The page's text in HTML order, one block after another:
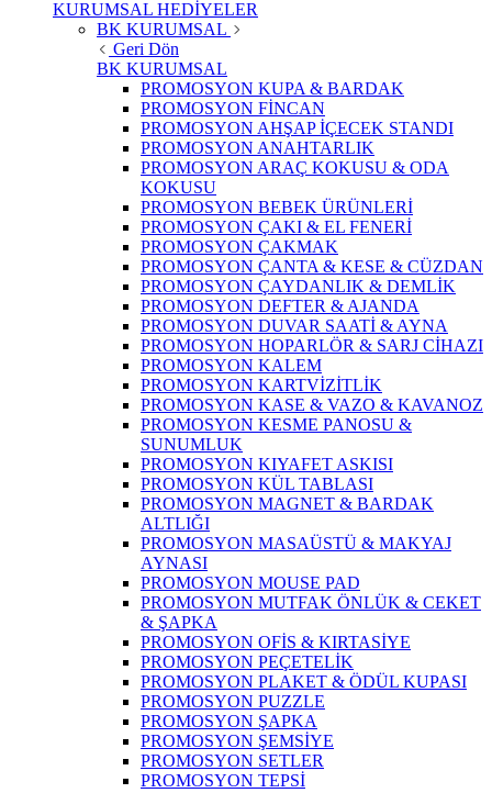
KURUMSAL HEDİYELER
BK KURUMSAL
Geri Dön
BK KURUMSAL
PROMOSYON KUPA & BARDAK
PROMOSYON FİNCAN
PROMOSYON AHŞAP İÇECEK STANDI
PROMOSYON ANAHTARLIK
PROMOSYON ARAÇ KOKUSU & ODA
KOKUSU
PROMOSYON BEBEK ÜRÜNLERİ
PROMOSYON ÇAKI & EL FENERİ
PROMOSYON ÇAKMAK
PROMOSYON ÇANTA & KESE & CÜZDAN
PROMOSYON ÇAYDANLIK & DEMLİK
PROMOSYON DEFTER & AJANDA
PROMOSYON DUVAR SAATİ & AYNA
PROMOSYON HOPARLÖR & SARJ CİHAZI
PROMOSYON KALEM
PROMOSYON KARTVİZİTLİK
PROMOSYON KASE & VAZO & KAVANOZ
PROMOSYON KESME PANOSU &
SUNUMLUK
PROMOSYON KIYAFET ASKISI
PROMOSYON KÜL TABLASI
PROMOSYON MAGNET & BARDAK
ALTLIĞI
PROMOSYON MASAÜSTÜ & MAKYAJ
AYNASI
PROMOSYON MOUSE PAD
PROMOSYON MUTFAK ÖNLÜK & CEKET
& ŞAPKA
PROMOSYON OFİS & KIRTASİYE
PROMOSYON PEÇETELİK
PROMOSYON PLAKET & ÖDÜL KUPASI
PROMOSYON PUZZLE
PROMOSYON ŞAPKA
PROMOSYON ŞEMSİYE
PROMOSYON SETLER
PROMOSYON TEPSİ